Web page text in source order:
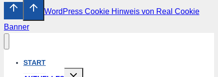
WordPress Cookie Hinweis von Real Cookie
Banner
START
Untermenü